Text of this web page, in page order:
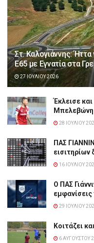
Στ. Καλογιάννης:
Ε65 με Εγνατία στα
27 ΙΟΥΛΊΟΥ 2026
Έκλεισε
Μπελεβώνη
28 ΙΟΥΛΊΟΥ
ΠΑΣ
εισιτηρίων
16 ΙΟΥΛΊΟΥ
Ο ΠΑΣ
29 ΙΟΥΛΊΟΥ
Κοιτάζει
6 ΑΥΓΟΎΣΤΟΥ